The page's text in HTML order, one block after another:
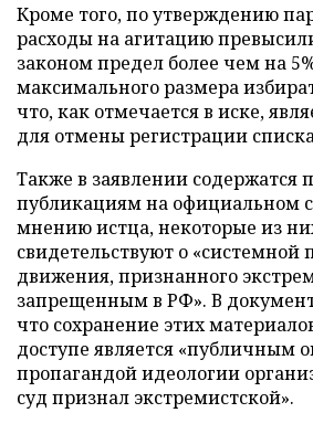
Кроме того, по утверждению
расходы на агитацию
законом предел более чем на
максимального размера
что, как отмечается в иске,
для отмены регистрации
Также в заявлении содержатся
публикациям на официальном
мнению истца, некоторые из
свидетельствуют о
движения, признанного
запрещенным в РФ». В
что сохранение этих
доступе является «публичным
пропагандой идеологии
суд признал экстремистской».